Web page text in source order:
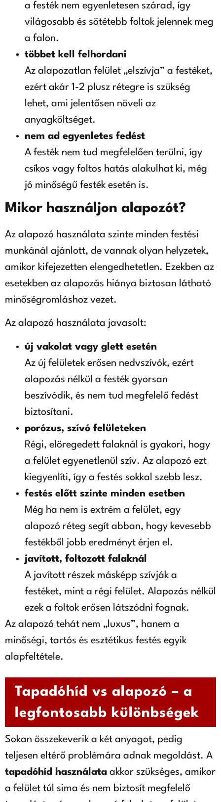
a festék nem egyenletesen szárad, így
világosabb és sötétebb foltok jelennek meg
a falon.
többet kell felhordani
Az alapozatlan felület „elszívja” a festéket,
ezért akár 1-2 plusz rétegre is szükség
lehet, ami jelentősen növeli az
anyagköltséget.
nem ad egyenletes fedést
A festék nem tud megfelelően terülni, így
csíkos vagy foltos hatás alakulhat ki, még
jó minőségű festék esetén is.
Mikor használjon alapozót?
Az alapozó használata szinte minden festési
munkánál ajánlott, de vannak olyan helyzetek,
amikor kifejezetten elengedhetetlen. Ezekben az
esetekben az alapozás hiánya biztosan látható
minőségromláshoz vezet.
Az alapozó használata javasolt:
új vakolat vagy glett esetén
Az új felületek erősen nedvszívók, ezért
alapozás nélkül a festék gyorsan
beszívódik, és nem tud megfelelő fedést
biztosítani.
porózus, szívó felületeken
Régi, elöregedett falaknál is gyakori, hogy
a felület egyenetlenül szív. Az alapozó ezt
kiegyenlíti, így a festés sokkal szebb lesz.
festés előtt szinte minden esetben
Még ha nem is extrém a felület, egy
alapozó réteg segít abban, hogy kevesebb
festékből jobb eredményt érjen el.
javított, foltozott falaknál
A javított részek másképp szívják a
festéket, mint a régi felület. Alapozás nélkül
ezek a foltok erősen látszódni fognak.
Az alapozó tehát nem „luxus”, hanem a
minőségi, tartós és esztétikus festés egyik
alapfeltétele.
Tapadóhíd vs alapozó – a
legfontosabb különbségek
Sokan összekeverik a két anyagot, pedig
teljesen eltérő problémára adnak megoldást. A
tapadóhíd használata akkor szükséges, amikor
a felület túl sima és nem biztosít megfelelő